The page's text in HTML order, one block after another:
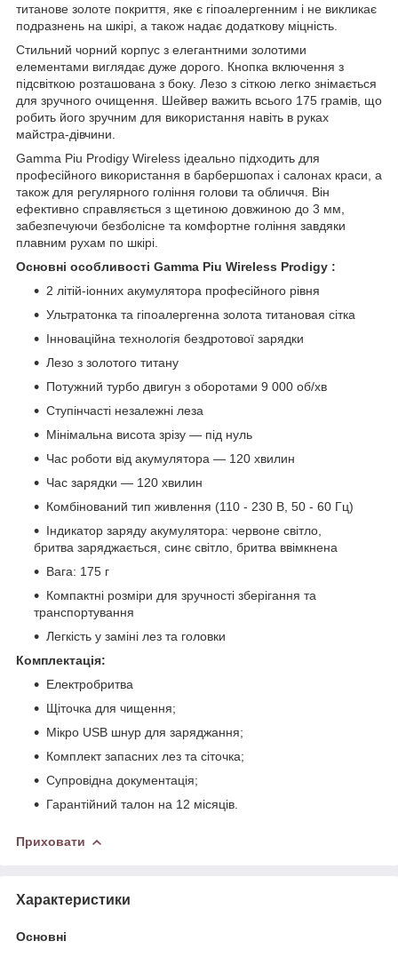
титанове золоте покриття, яке є гіпоалергенним і не викликає
подразнень на шкірі, а також надає додаткову міцність.
Стильний чорний корпус з елегантними золотими
елементами виглядає дуже дорого. Кнопка включення з
підсвіткою розташована з боку. Лезо з сіткою легко знімається
для зручного очищення. Шейвер важить всього 175 грамів, що
робить його зручним для використання навіть в руках
майстра-дівчини.
Gamma Piu Prodigy Wireless ідеально підходить для
професійного використання в барбершопах і салонах краси, а
також для регулярного гоління голови та обличчя. Він
ефективно справляється з щетиною довжиною до 3 мм,
забезпечуючи безболісне та комфортне гоління завдяки
плавним рухам по шкірі.
Основні особливості Gamma Piu Wireless Prodigy :
2 літій-іонних акумулятора професійного рівня
Ультратонка та гіпоалергенна золота титановая сітка
Інноваційна технологія бездротової зарядки
Лезо з золотого титану
Потужний турбо двигун з оборотами 9 000 об/хв
Ступінчасті незалежні леза
Мінімальна висота зрізу — під нуль
Час роботи від акумулятора — 120 хвилин
Час зарядки — 120 хвилин
Комбінований тип живлення (110 - 230 В, 50 - 60 Гц)
Індикатор заряду акумулятора: червоне світло,
бритва заряджається, синє світло, бритва ввімкнена
Вага: 175 г
Компактні розміри для зручності зберігання та
транспортування
Легкість у заміні лез та головки
Комплектація:
Електробритва
Щіточка для чищення;
Мікро USB шнур для заряджання;
Комплект запасних лез та сіточка;
Супровідна документація;
Гарантійний талон на 12 місяців.
Приховати
Характеристики
Основні